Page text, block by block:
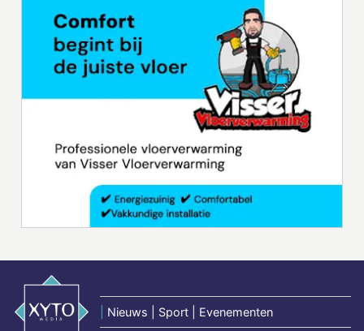
Nieuws | Sport | Evenementen